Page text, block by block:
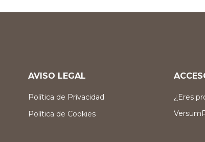
AVISO LEGAL
Política de Privacidad
Política de Cookies
¿Eres